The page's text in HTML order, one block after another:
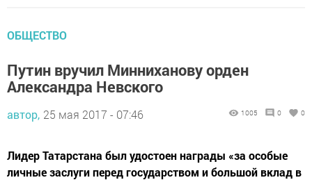
ОБЩЕСТВО
Путин вручил Минниханову орден
Александра Невского
автор, 25 мая 2017 - 07:46 1005 0 0
Лидер Татарстана был удостоен награды «за особые
личные заслуги перед государством и большой вклад в